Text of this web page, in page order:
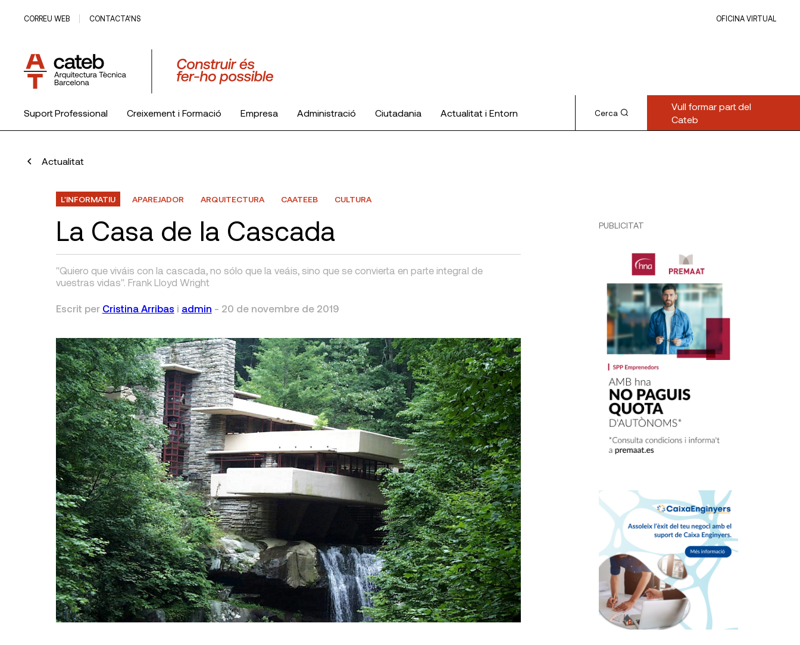
CORREU WEB CONTACTA’NS OFICINA VIRTUAL
Suport Professional Creixement i Formació Empresa Administració Ciutadania Actualitat i Entorn Cerca
Vull formar part del
Cateb
Actualitat
L'INFORMATIU APAREJADOR ARQUITECTURA CAATEEB CULTURA
La Casa de la Cascada
"Quiero que viváis con la cascada, no sólo que la veáis, sino que se convierta en parte integral de
vuestras vidas". Frank Lloyd Wright
Escrit per Cristina Arribas i admin - 20 de novembre de 2019
PUBLICITAT